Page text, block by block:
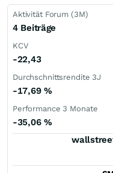
Aktivität Forum (3M)
4 Beiträge
KCV
-22,43
Durchschnittsrendite 3J
-17,69 %
Performance 3 Monate
-35,06 %